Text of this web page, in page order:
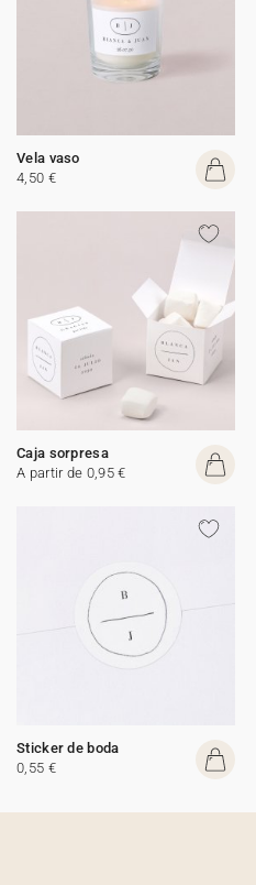
Vela vaso
4,50 €
Caja sorpresa
A partir de 0,95 €
Sticker de boda
0,55 €